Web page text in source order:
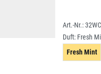
Duft: Fresh
Fresh Mint